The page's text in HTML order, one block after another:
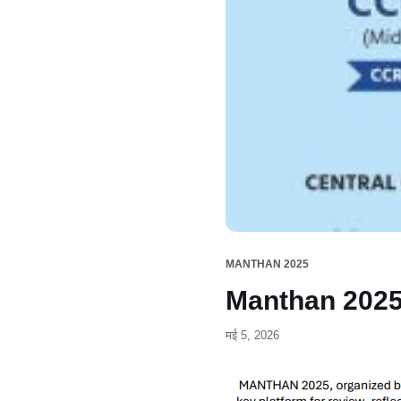
MANTHAN 2025
Manthan
मई 5, 2026